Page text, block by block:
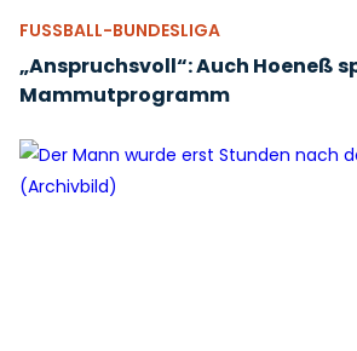
FUSSBALL-BUNDESLIGA
„Anspruchsvoll“: Auch Hoeneß
Mammutprogramm